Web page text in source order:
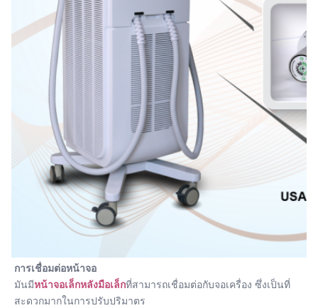
การเชื่อมต่อหน้าจอ
มันมีหน้าจอเล็กหลังมือเล็กที่สามารถเชื่อมต่อกับจอเครื่อง ซึ่งเป็นที่
สะดวกมากในการปรับปริมาตร